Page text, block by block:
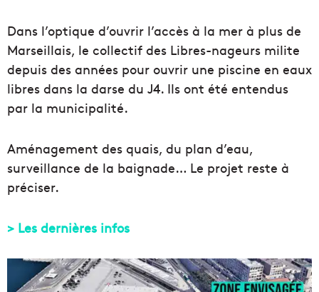
Dans l’optique d’ouvrir l’accès à la mer à plus de
Marseillais, le collectif des Libres-nageurs milite
depuis des années pour ouvrir une piscine en eaux
libres dans la darse du J4. Ils ont été entendus
par la municipalité.
Aménagement des quais, du plan d’eau,
surveillance de la baignade… Le projet reste à
préciser.
> Les dernières infos